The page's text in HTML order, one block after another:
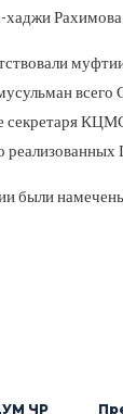
всего
секретаря
были
ЧР